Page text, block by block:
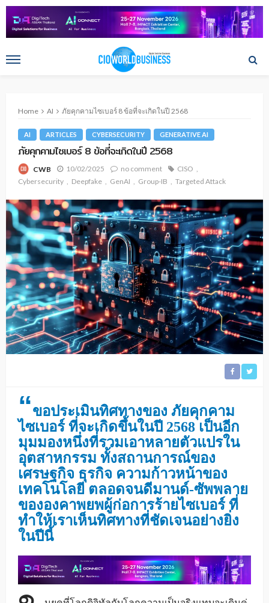
Home AI ภัยคุกคามไซเบอร์ 8 ข้อที่จะเกิดในปี 2568
AI ARTICLES CYBERSECURITY GENERATIVE AI
ภัยคุกคามไซเบอร์ 8 ข้อที่จะเกิดในปี 2568
CWB 10/02/2025 no comment
CISO
Cybersecurity
Deepfake GenAI Group-IB Targeted Attack
“ขอประเมินทิศทางของ ภัยคุกคาม
ไซเบอร์ ที่จะเกิดขึ้นในปี 2568 เป็นอีก
มุมมองหนึ่งที่รวมเอาหลายตัวแปรใน
อุตสาหกรรม ทั้งสถานการณ์ของ
เศรษฐกิจ ธุรกิจ ความก้าวหน้าของ
เทคโนโลยี ตลอดจนดีมานด์-ซัพพลาย
ขององคาพยพผู้ก่อการร้ายไซเบอร์ ที่
ทำให้เราเห็นทิศทางที่ชัดเจนอย่างยิ่ง
ในปีนี้